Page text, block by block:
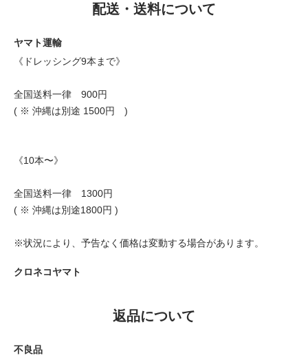
配送・送料について
ヤマト運輸
《ドレッシング9本まで》
全国送料一律 900円
( ※ 沖縄は別途 1500円 )
《10本〜》
全国送料一律 1300円
( ※ 沖縄は別途1800円 )
※状況により、予告なく価格は変動する場合があります。
クロネコヤマト
返品について
不良品